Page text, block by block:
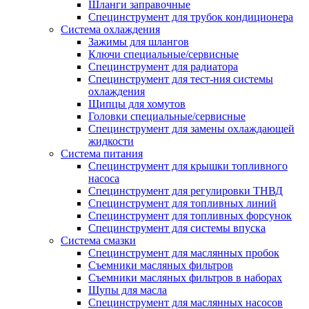
Шланги заправочные
Специнструмент для трубок кондиционера
Система охлаждения
Зажимы для шлангов
Ключи специальные/сервисные
Специнструмент для радиатора
Специнструмент для тест-ния системы
охлаждения
Щипцы для хомутов
Головки специальные/сервисные
Специнструмент для замены охлаждающей
жидкости
Система питания
Специнструмент для крышки топливного
насоса
Специнструмент для регулировки ТНВД
Специнструмент для топливных линий
Специнструмент для топливных форсунок
Специнструмент для системы впуска
Система смазки
Специнструмент для маслянных пробок
Съемники масляных фильтров
Съемники масляных фильтров в наборах
Щупы для масла
Специнструмент для маслянных насосов